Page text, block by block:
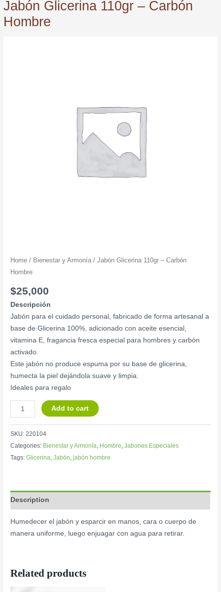
Jabón Glicerina 110gr – Carbón
Hombre
Home / Bienestar y Armonía / Jabón Glicerina 110gr – Carbón
Hombre
$25,000
Descripción
Jabón para el cuidado personal, fabricado de forma artesanal a
base de Glicerina 100%, adicionado con aceite esencial,
vitamina E, fragancia fresca especial para hombres y carbón
activado.
Este jabón no produce espuma por su base de glicerina,
humecta la piel dejándola suave y limpia.
Ideales para regalo
Add to cart
SKU:220104
Categories: Bienestar y Armonía, Hombre,Jabones Especiales
Tags:Glicerina,Jabón,jabón hombre
Description
Humedecer el jabón y esparcir en manos, cara o cuerpo de
manera uniforme, luego enjuagar con agua para retirar.
Related products